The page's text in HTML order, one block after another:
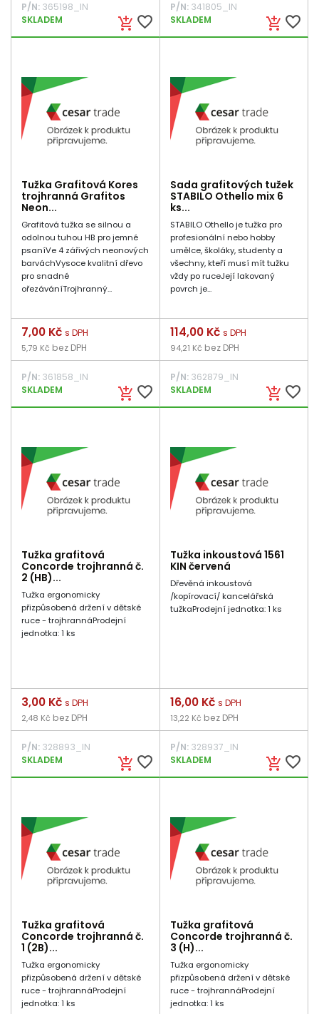
add_shopping_cart favorite_border
P/N: 365198_IN
SKLADEM
add_shopping_cart favorite_border
P/N:341805_IN
SKLADEM
Tužka Grafitová Kores
trojhranná Grafitos
Neon...
Grafitová tužka se silnou a
odolnou tuhou HB pro jemné
psaníVe 4 zářivých neonových
barváchVysoce kvalitní dřevo
pro snadné
ořezáváníTrojhranný...
add_shopping_cart favorite_border
Cena
7,00 Kč s DPH
5,79 Kč bez DPH
P/N: 361858_IN
SKLADEM
Sada grafitových tužek
STABILO Othello mix 6
ks...
STABILO Othello je tužka pro
profesionální nebo hobby
umělce, školáky, studenty a
všechny, kteří musí mít tužku
vždy po ruceJejí lakovaný
povrch je...
add_shopping_cart favorite_border
Cena
114,00 Kč s DPH
94,21 Kč bez DPH
P/N:362879_IN
SKLADEM
Tužka grafitová
Concorde trojhranná č.
2 (HB)...
Tužka ergonomicky
přizpůsobená držení v dětské
ruce - trojhrannáProdejní
jednotka: 1 ks
add_shopping_cart favorite_border
Cena
3,00 Kč s DPH
2,48 Kč bez DPH
P/N: 328893_IN
SKLADEM
Tužka inkoustová 1561
KIN červená
Dřevěná inkoustová
/kopírovací/ kancelářská
tužkaProdejní jednotka: 1 ks
add_shopping_cart favorite_border
Cena
16,00 Kč s DPH
13,22 Kč bez DPH
P/N:328937_IN
SKLADEM
Tužka grafitová
Concorde trojhranná č.
1 (2B)...
Tužka ergonomicky
přizpůsobená držení v dětské
ruce - trojhrannáProdejní
jednotka: 1 ks
Tužka grafitová
Concorde trojhranná č.
3 (H)...
Tužka ergonomicky
přizpůsobená držení v dětské
ruce - trojhrannáProdejní
jednotka: 1 ks